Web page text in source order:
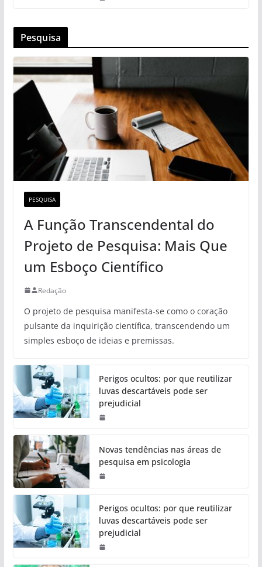
Pesquisa
PESQUISA
A Função Transcendental do
Projeto de Pesquisa: Mais Que
um Esboço Científico
Redação
O projeto de pesquisa manifesta-se como o coração
pulsante da inquirição científica, transcendendo um
simples esboço de ideias e premissas.
Perigos ocultos: por que reutilizar
luvas descartáveis pode ser
prejudicial
Novas tendências nas áreas de
pesquisa em psicologia
Perigos ocultos: por que reutilizar
luvas descartáveis pode ser
prejudicial